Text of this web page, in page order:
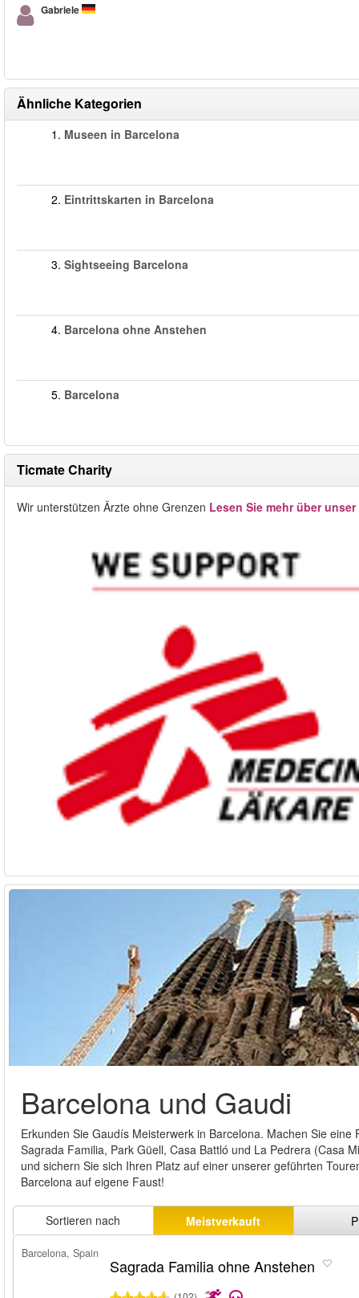
Gabriele
Ähnliche Kategorien
1. Museen in Barcelona
2. Eintrittskarten in Barcelona
3. Sightseeing Barcelona
4. Barcelona ohne Anstehen
5. Barcelona
Ticmate Charity
Wir unterstützen Ärzte ohne Grenzen Lesen Sie mehr über
Barcelona und Gaudi
Erkunden Sie Gaudís Meisterwerk in Barcelona. Machen Sie
Sagrada Familia, Park Güell, Casa Battló und La Pedrera (Casa
und sichern Sie sich Ihren Platz auf einer unserer geführten
Barcelona auf eigene Faust!
Sortieren nach Meistverkauft
Barcelona, Spain
Sagrada Familia ohne Anstehen